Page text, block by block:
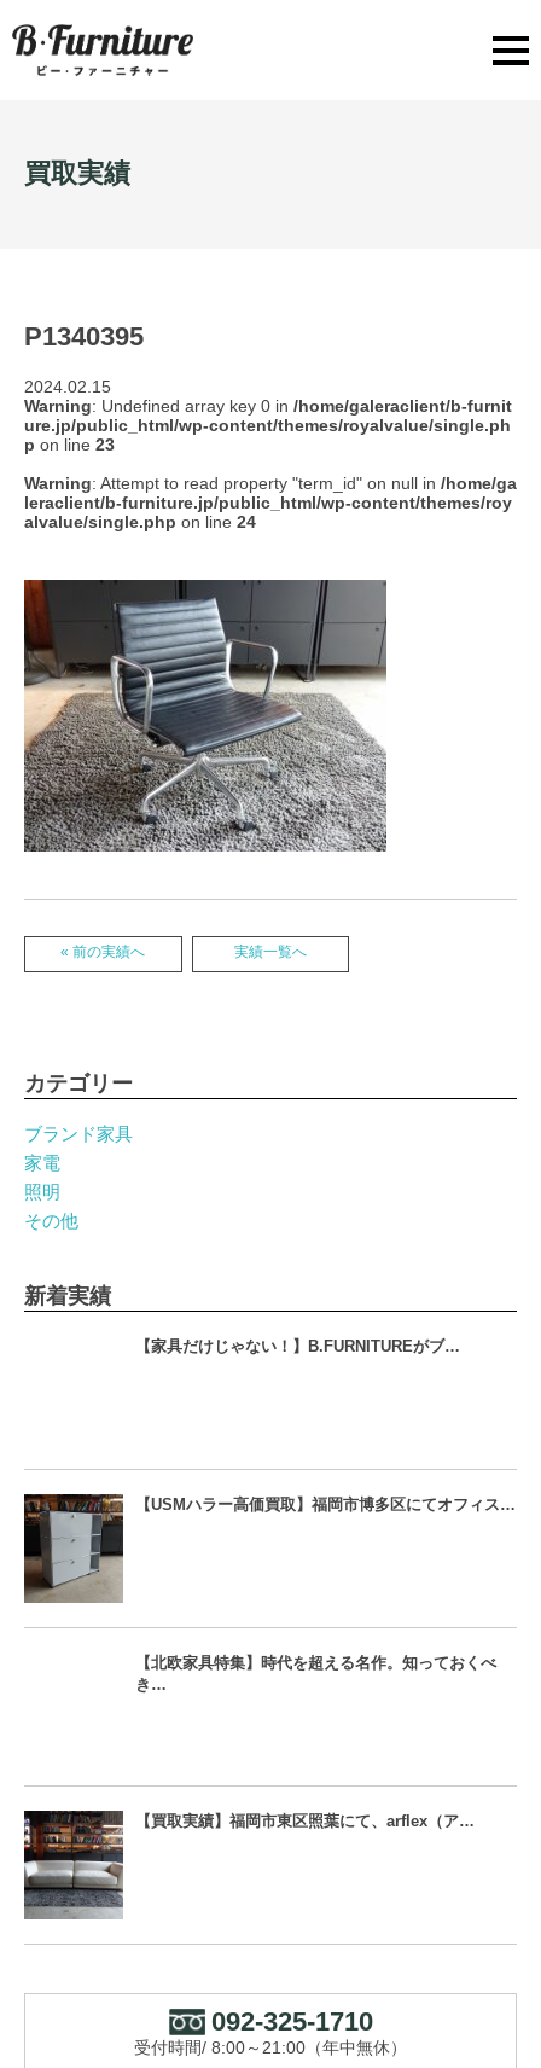
買取実績
P1340395
2024.02.15
Warning: Undefined array key 0 in /home/galeraclient/b-furnit
ure.jp/public_html/wp-content/themes/royalvalue/single.ph
p on line 23
Warning: Attempt to read property "term_id" on null in /home/ga
leraclient/b-furniture.jp/public_html/wp-content/themes/roy
alvalue/single.php on line 24
実績一覧へ
« 前の実績へ
カテゴリー
ブランド家具
家電
照明
その他
新着実績
【家具だけじゃない！】B.FURNITUREがブ…
【USMハラー高価買取】福岡市博多区にてオフィス…
【北欧家具特集】時代を超える名作。知っておくべ
き…
【買取実績】福岡市東区照葉にて、arflex（ア…
092-325-1710
受付時間/ 8:00～21:00（年中無休）